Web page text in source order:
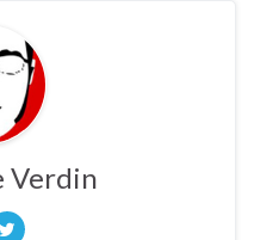
Verdin